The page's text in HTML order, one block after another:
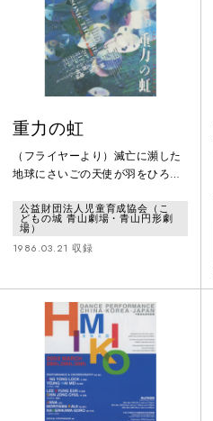
重力の虹
（フライヤーより）滅亡に瀕した
地球にさいごの天使が羽をひろげ
た。
公益財団法人児童育成協会（こ
どもの城 青山劇場・青山円形劇
場）
1986.03.21 収録